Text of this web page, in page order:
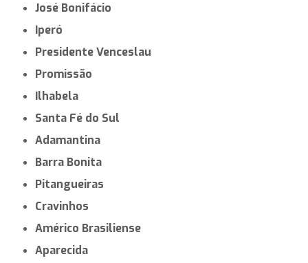
José Bonifácio
Iperó
Presidente Venceslau
Promissão
Ilhabela
Santa Fé do Sul
Adamantina
Barra Bonita
Pitangueiras
Cravinhos
Américo Brasiliense
Aparecida